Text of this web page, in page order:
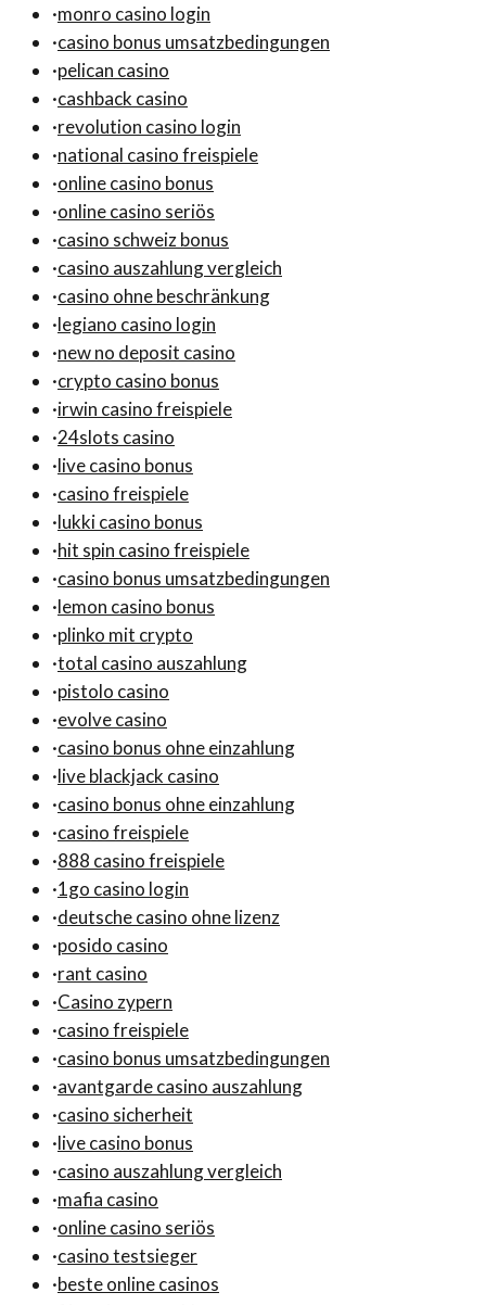
·monro casino login
·casino bonus umsatzbedingungen
·pelican casino
·cashback casino
·revolution casino login
·national casino freispiele
·online casino bonus
·online casino seriös
·casino schweiz bonus
·casino auszahlung vergleich
·casino ohne beschränkung
·legiano casino login
·new no deposit casino
·crypto casino bonus
·irwin casino freispiele
·24slots casino
·live casino bonus
·casino freispiele
·lukki casino bonus
·hit spin casino freispiele
·casino bonus umsatzbedingungen
·lemon casino bonus
·plinko mit crypto
·total casino auszahlung
·pistolo casino
·evolve casino
·casino bonus ohne einzahlung
·live blackjack casino
·casino bonus ohne einzahlung
·casino freispiele
·888 casino freispiele
·1go casino login
·deutsche casino ohne lizenz
·posido casino
·rant casino
·Casino zypern
·casino freispiele
·casino bonus umsatzbedingungen
·avantgarde casino auszahlung
·casino sicherheit
·live casino bonus
·casino auszahlung vergleich
·mafia casino
·online casino seriös
·casino testsieger
·beste online casinos